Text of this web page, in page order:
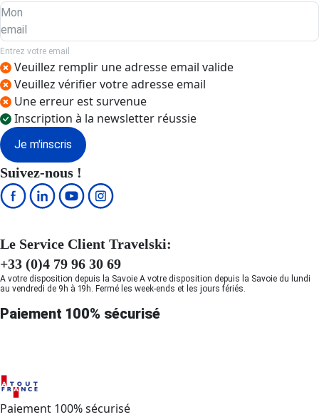
Mon
email
Entrez votre email
Veuillez remplir une adresse email valide
Veuillez vérifier votre adresse email
Une erreur est survenue
Inscription à la newsletter réussie
Je m'inscris
Suivez-nous !
Le Service Client Travelski:
+33 (0)4 79 96 30 69
A votre disposition depuis la Savoie A votre disposition depuis la Savoie du lundi
au vendredi de 9h à 19h. Fermé les week-ends et les jours fériés.
Paiement 100% sécurisé
Paiement 100% sécurisé